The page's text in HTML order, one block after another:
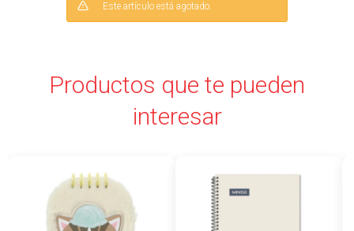
Este artículo está agotado.
Productos que te pueden
interesar